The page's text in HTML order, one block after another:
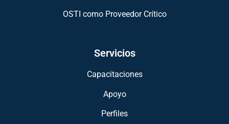
OSTI como Proveedor Crítico
Servicios
Capacitaciones
Apoyo
Perfiles